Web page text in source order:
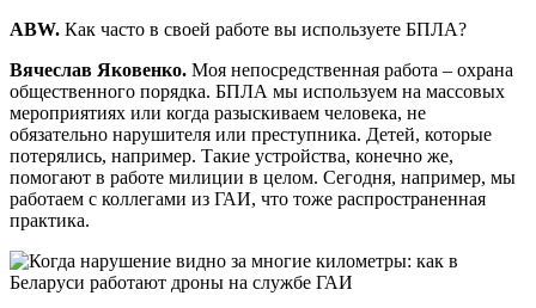
ABW. Как часто в своей работе вы используете БПЛА?
Вячеслав Яковенко. Моя непосредственная работа – охрана
общественного порядка. БПЛА мы используем на массовых
мероприятиях или когда разыскиваем человека, не
обязательно нарушителя или преступника. Детей, которые
потерялись, например. Такие устройства, конечно же,
помогают в работе милиции в целом. Сегодня, например, мы
работаем с коллегами из ГАИ, что тоже распространенная
практика.